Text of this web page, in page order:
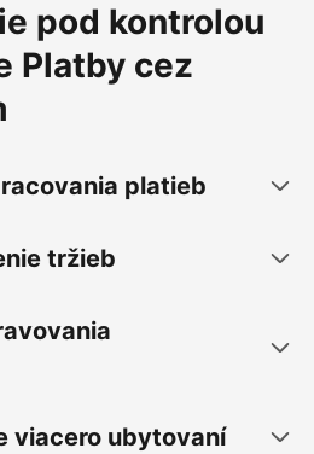
pod kontrolou
Platby cez
platieb
tržieb
viacero ubytovaní